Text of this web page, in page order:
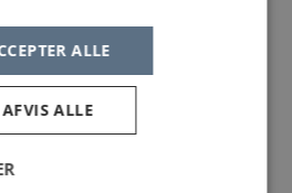
password?
på regionernes
ALLE
AFVIS ALLE